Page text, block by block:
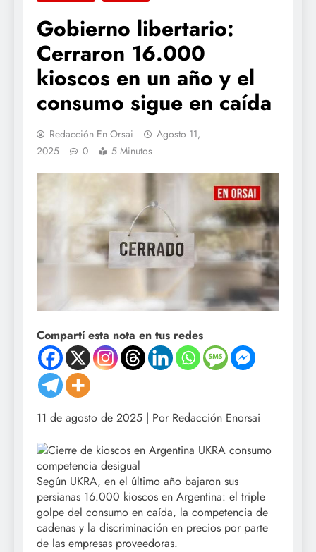
Gobierno libertario:
Cerraron 16.000
kioscos en un año y el
consumo sigue en caída
Redacción En Orsai
Agosto 11,
2025
0 5 Minutos
Compartí esta nota en tus redes
11 de agosto de 2025 | Por Redacción Enorsai
Según UKRA, en el último año bajaron sus
persianas 16.000 kioscos en Argentina: el triple
golpe del consumo en caída, la competencia de
cadenas y la discriminación en precios por parte
de las empresas proveedoras.